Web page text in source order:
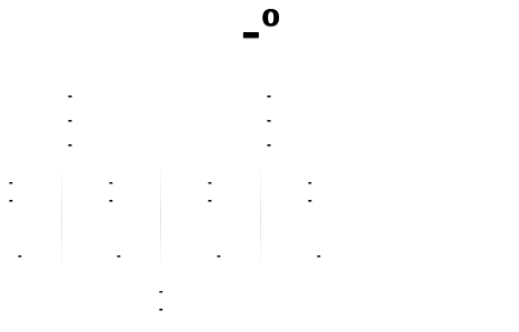
-º
-
-
-
-
-
-
-
-
-
-
-
-
-
-
-
-
-
-
-
-